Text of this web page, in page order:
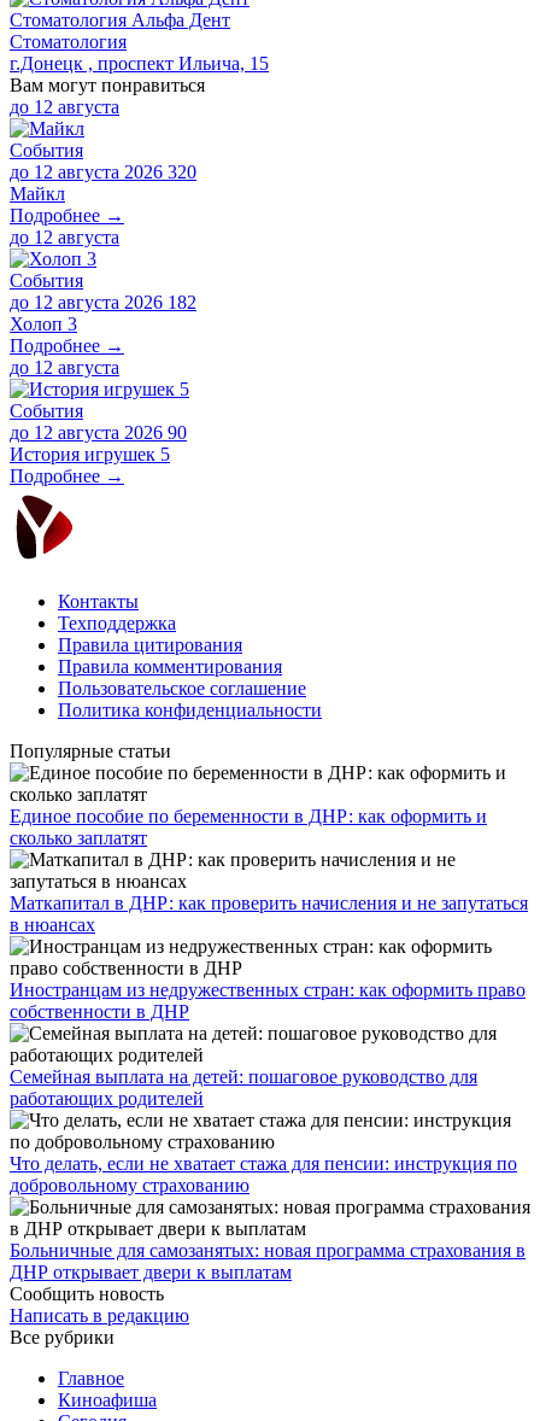
Стоматология Альфа Дент
Стоматология
г.Донецк , проспект Ильича, 15
Вам могут понравиться
до 12 августа
События
до 12 августа 2026 320
Майкл
Подробнее →
до 12 августа
События
до 12 августа 2026 182
Холоп 3
Подробнее →
до 12 августа
События
до 12 августа 2026 90
История игрушек 5
Подробнее →
Контакты
Техподдержка
Правила цитирования
Правила комментирования
Пользовательское соглашение
Политика конфиденциальности
Популярные статьи
Единое пособие по беременности в ДНР: как оформить и
сколько заплатят
​Маткапитал в ДНР: как проверить начисления и не запутаться
в нюансах
Иностранцам из недружественных стран: как оформить право
собственности в ДНР
Семейная выплата на детей: пошаговое руководство для
работающих родителей
Что делать, если не хватает стажа для пенсии: инструкция по
добровольному страхованию
Больничные для самозанятых: новая программа страхования в
ДНР открывает двери к выплатам
Сообщить новость
Написать в редакцию
Все рубрики
Главное
Киноафиша